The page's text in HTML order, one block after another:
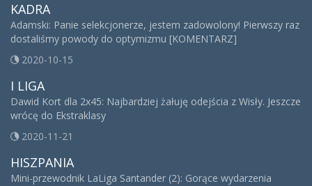
KADRA
Adamski: Panie selekcjonerze, jestem zadowolony! Pierwszy raz
dostaliśmy powody do optymizmu [KOMENTARZ]
2020-10-15
I LIGA
Dawid Kort dla 2x45: Najbardziej żałuję odejścia z Wisły. Jeszcze
wrócę do Ekstraklasy
2020-11-21
HISZPANIA
Mini-przewodnik LaLiga Santander (2): Gorące wydarzenia